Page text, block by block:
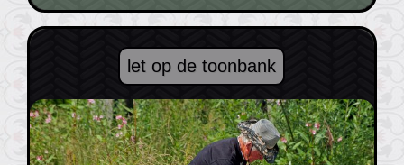
let op de toonbank